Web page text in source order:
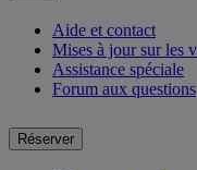
Aide et contact
Mises à jour sur les
Assistance spéciale
Forum aux questions
Réserver